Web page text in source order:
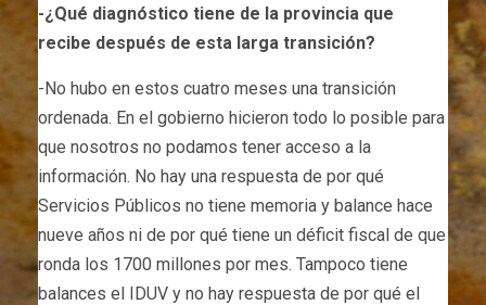
-¿Qué diagnóstico tiene de la provincia que
recibe después de esta larga transición?
-No hubo en estos cuatro meses una transición
ordenada. En el gobierno hicieron todo lo posible para
que nosotros no podamos tener acceso a la
información. No hay una respuesta de por qué
Servicios Públicos no tiene memoria y balance hace
nueve años ni de por qué tiene un déficit fiscal de que
ronda los 1700 millones por mes. Tampoco tiene
balances el IDUV y no hay respuesta de por qué el